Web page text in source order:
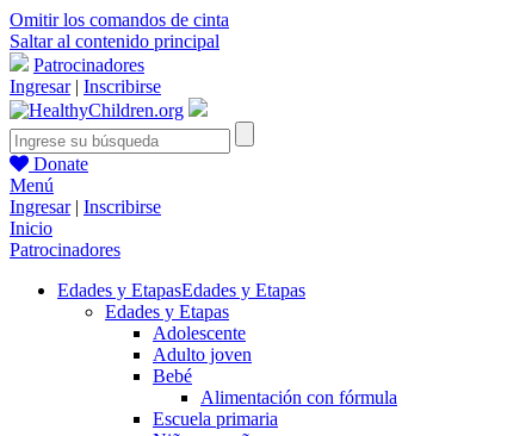
Omitir los comandos de cinta
Saltar al contenido principal
Patrocinadores
Ingresar| Inscribirse
Donate
Menú
Ingresar| Inscribirse
Inicio
Patrocinadores
Edades y EtapasEdades y Etapas
Edades y Etapas
Adolescente
Adulto joven
Bebé
Alimentación con fórmula
Escuela primaria